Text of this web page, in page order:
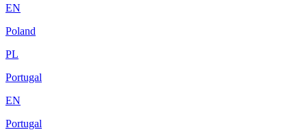
EN
Poland
PL
Portugal
EN
Portugal